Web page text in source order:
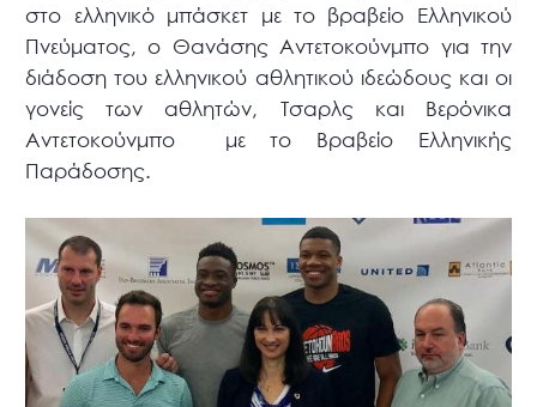
στο ελληνικό μπάσκετ με το βραβείο Ελληνικού
Πνεύματος, ο Θανάσης Αντετοκούνμπο για την
διάδοση του ελληνικού αθλητικού ιδεώδους και οι
γονείς των αθλητών, Τσαρλς και Βερόνικα
Αντετοκούνμπο με το Βραβείο Ελληνικής
Παράδοσης.